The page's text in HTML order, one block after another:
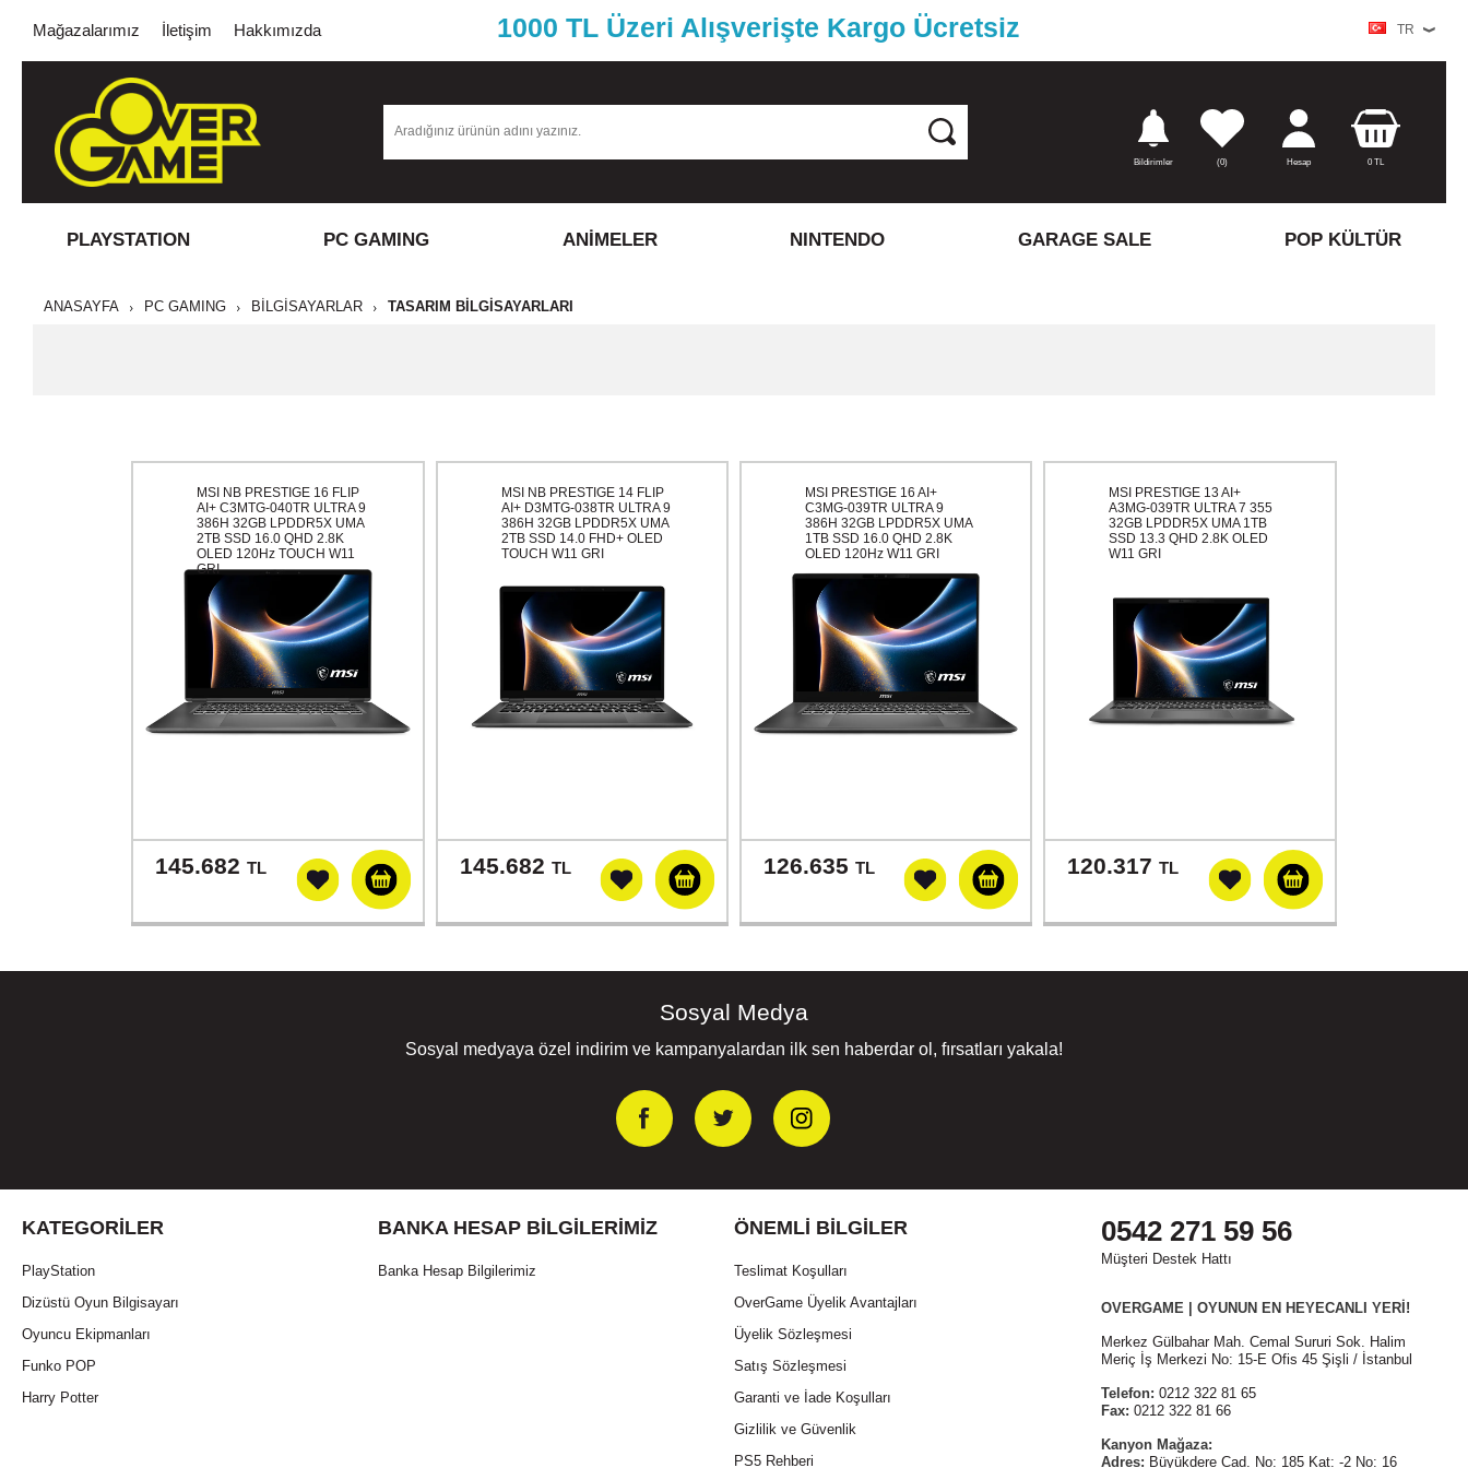
Mağazalarımız İletişim Hakkımızda 1000 TL Üzeri Alışverişte Kargo Ücretsiz TR
Bildirimler (0) Hesap 0TL
PLAYSTATION PC GAMING ANİMELER NINTENDO GARAGE SALE POP KÜLTÜR
ANASAYFA PC GAMING BİLGİSAYARLAR TASARIM BILGISAYARLARI
MSI NB PRESTIGE 16 FLIP
AI+ C3MTG-040TR ULTRA 9
386H 32GB LPDDR5X UMA
2TB SSD 16.0 QHD 2.8K
OLED 120Hz TOUCH W11
GRI
145.682TL
MSI NB PRESTIGE 14 FLIP
AI+ D3MTG-038TR ULTRA 9
386H 32GB LPDDR5X UMA
2TB SSD 14.0 FHD+ OLED
TOUCH W11 GRI
145.682 TL
MSI PRESTIGE 16 AI+
C3MG-039TR ULTRA 9
386H 32GB LPDDR5X UMA
1TB SSD 16.0 QHD 2.8K
OLED 120Hz W11 GRI
126.635 TL
MSI PRESTIGE 13 AI+
A3MG-039TR ULTRA 7 355
32GB LPDDR5X UMA 1TB
SSD 13.3 QHD 2.8K OLED
W11 GRI
120.317TL
Sosyal Medya
Sosyal medyaya özel indirim ve kampanyalardan ilk sen haberdar ol, fırsatları yakala!
KATEGORILER
PlayStation
Dizüstü Oyun Bilgisayarı
Oyuncu Ekipmanları
Funko POP
Harry Potter
BANKA HESAP BILGILERIMIZ
Banka Hesap Bilgilerimiz
ÖNEMLI BILGILER
Teslimat Koşulları
OverGame Üyelik Avantajları
Üyelik Sözleşmesi
Satış Sözleşmesi
Garanti ve İade Koşulları
Gizlilik ve Güvenlik
PS5 Rehberi
0542 271 59 56
Müşteri Destek Hattı
OVERGAME | OYUNUN EN HEYECANLI YERİ!
Merkez Gülbahar Mah. Cemal Sururi Sok. Halim
Meriç İş Merkezi No: 15-E Ofis 45 Şişli / İstanbul
Telefon: 0212 322 81 65
Fax: 0212 322 81 66
Kanyon Mağaza:
Adres: Büyükdere Cad. No: 185 Kat: -2 No: 16